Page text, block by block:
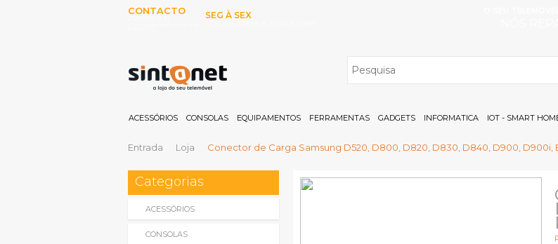
CONTACTO
SEG À SEX
ACESSÓRIOS CONSOLAS EQUIPAMENTOS FERRAMENTAS GADGETS INFORMATICA IOT - SMART
Entrada Loja Conector de Carga Samsung D520, D800, D820, D830, D840, D900, D900i,
Categorias
ACESSÓRIOS
CONSOLAS